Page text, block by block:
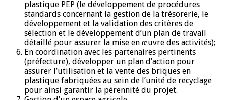
plastique PEP (le développement de procédures
standards concernant la gestion de la trésorerie, le
développement et la validation des critères de
sélection et le développement d’un plan de travail
détaillé pour assurer la mise en œuvre des activités);
En coordination avec les partenaires pertinents
(préfecture), développer un plan d’action pour
assurer l’utilisation et la vente des briques en
plastique fabriquées au sein de l’unité de recyclage
pour ainsi garantir la pérennité du projet.